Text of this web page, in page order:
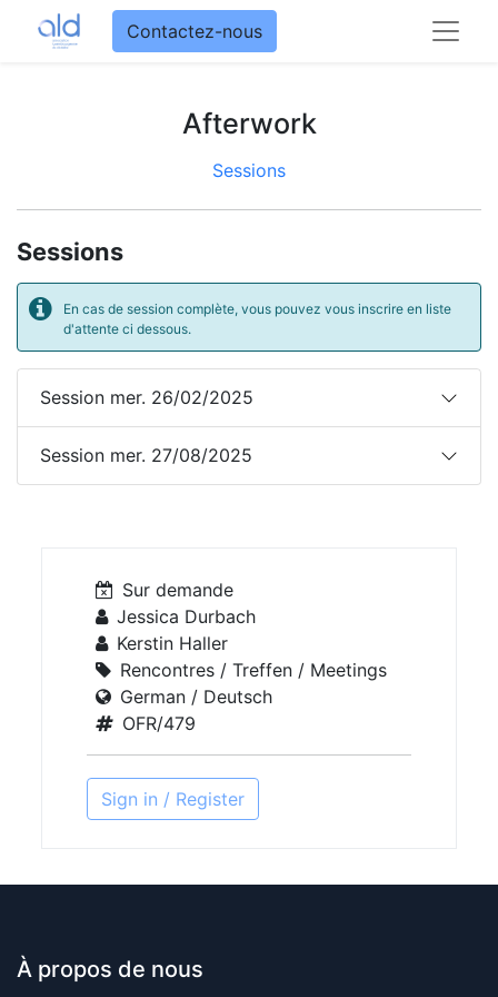
Contactez-nous
Afterwork
Sessions
Sessions
En cas de session complète, vous pouvez vous inscrire en liste
d'attente ci dessous.
Session mer. 26/02/2025
Session mer. 27/08/2025
Sur demande
Jessica Durbach
Kerstin Haller
Rencontres / Treffen / Meetings
German / Deutsch
OFR/479
Sign in / Register
À propos de nous